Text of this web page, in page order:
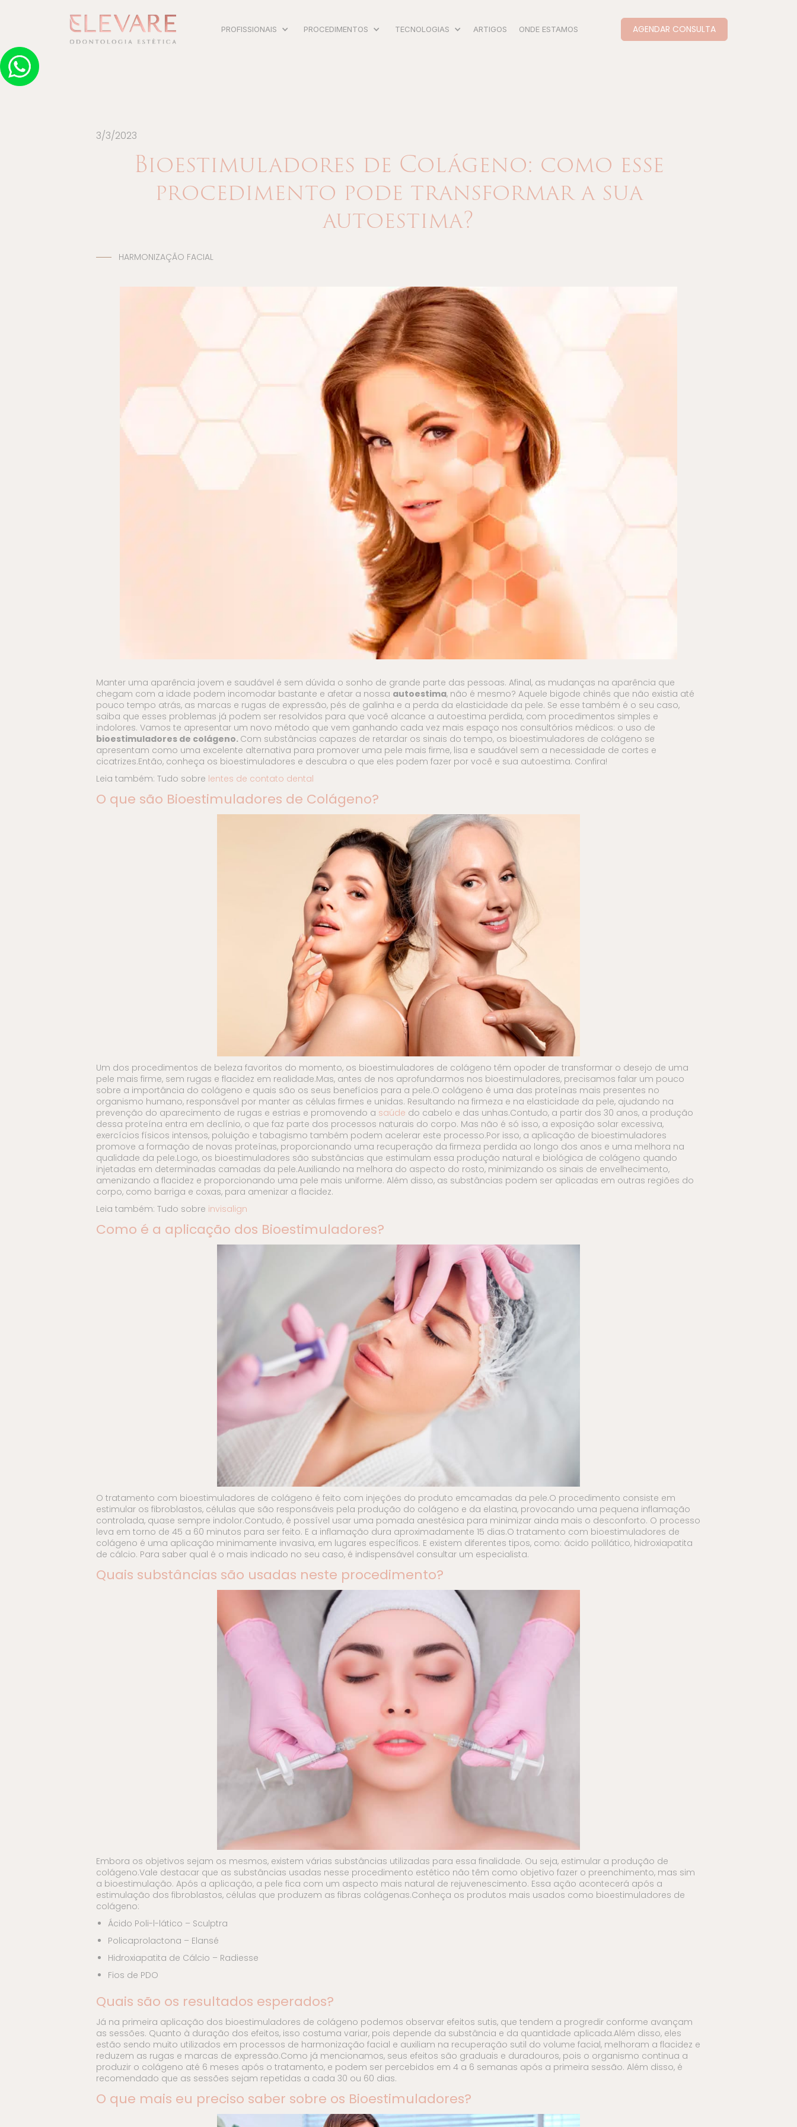
PROFISSIONAIS PROCEDIMENTOS TECNOLOGIAS ARTIGOS ONDE ESTAMOS AGENDAR CONSULTA
3/3/2023
Bioestimuladores de Colágeno: como esse
procedimento pode transformar a sua
autoestima?
HARMONIZAÇÃO FACIAL
Manter uma aparência jovem e saudável é sem dúvida o sonho de grande parte das pessoas. Afinal, as mudanças na aparência que
chegam com a idade podem incomodar bastante e afetar a nossa autoestima, não é mesmo? Aquele bigode chinês que não existia até
pouco tempo atrás, as marcas e rugas de expressão, pés de galinha e a perda da elasticidade da pele. Se esse também é o seu caso,
saiba que esses problemas já podem ser resolvidos para que você alcance a autoestima perdida, com procedimentos simples e
indolores. Vamos te apresentar um novo método que vem ganhando cada vez mais espaço nos consultórios médicos: o uso de
bioestimuladores de colágeno. Com substâncias capazes de retardar os sinais do tempo, os bioestimuladores de colágeno se
apresentam como uma excelente alternativa para promover uma pele mais firme, lisa e saudável sem a necessidade de cortes e
cicatrizes.Então, conheça os bioestimuladores e descubra o que eles podem fazer por você e sua autoestima. Confira!
Leia também: Tudo sobre lentes de contato dental
O que são Bioestimuladores de Colágeno?
Um dos procedimentos de beleza favoritos do momento, os bioestimuladores de colágeno têm opoder de transformar o desejo de uma
pele mais firme, sem rugas e flacidez em realidade.Mas, antes de nos aprofundarmos nos bioestimuladores, precisamos falar um pouco
sobre a importância do colágeno e quais são os seus benefícios para a pele.O colágeno é uma das proteínas mais presentes no
organismo humano, responsável por manter as células firmes e unidas. Resultando na firmeza e na elasticidade da pele, ajudando na
prevenção do aparecimento de rugas e estrias e promovendo a saúde do cabelo e das unhas.Contudo, a partir dos 30 anos, a produção
dessa proteína entra em declínio, o que faz parte dos processos naturais do corpo. Mas não é só isso, a exposição solar excessiva,
exercícios físicos intensos, poluição e tabagismo também podem acelerar este processo.Por isso, a aplicação de bioestimuladores
promove a formação de novas proteínas, proporcionando uma recuperação da firmeza perdida ao longo dos anos e uma melhora na
qualidade da pele.Logo, os bioestimuladores são substâncias que estimulam essa produção natural e biológica de colágeno quando
injetadas em determinadas camadas da pele.Auxiliando na melhora do aspecto do rosto, minimizando os sinais de envelhecimento,
amenizando a flacidez e proporcionando uma pele mais uniforme. Além disso, as substâncias podem ser aplicadas em outras regiões do
corpo, como barriga e coxas, para amenizar a flacidez.
Leia também: Tudo sobre invisalign
Como é a aplicação dos Bioestimuladores?
O tratamento com bioestimuladores de colágeno é feito com injeções do produto emcamadas da pele.O procedimento consiste em
estimular os fibroblastos, células que são responsáveis pela produção do colágeno e da elastina, provocando uma pequena inflamação
controlada, quase sempre indolor.Contudo, é possível usar uma pomada anestésica para minimizar ainda mais o desconforto. O processo
leva em torno de 45 a 60 minutos para ser feito. E a inflamação dura aproximadamente 15 dias.O tratamento com bioestimuladores de
colágeno é uma aplicação minimamente invasiva, em lugares específicos. E existem diferentes tipos, como: ácido polilático, hidroxiapatita
de cálcio. Para saber qual é o mais indicado no seu caso, é indispensável consultar um especialista.
Quais substâncias são usadas neste procedimento?
Embora os objetivos sejam os mesmos, existem várias substâncias utilizadas para essa finalidade. Ou seja, estimular a produção de
colágeno.Vale destacar que as substâncias usadas nesse procedimento estético não têm como objetivo fazer o preenchimento, mas sim
a bioestimulação. Após a aplicação, a pele fica com um aspecto mais natural de rejuvenescimento. Essa ação acontecerá após a
estimulação dos fibroblastos, células que produzem as fibras colágenas.Conheça os produtos mais usados como bioestimuladores de
colágeno:
Ácido Poli-l-lático – Sculptra
Policaprolactona – Elansé
Hidroxiapatita de Cálcio – Radiesse
Fios de PDO
Quais são os resultados esperados?
Já na primeira aplicação dos bioestimuladores de colágeno podemos observar efeitos sutis, que tendem a progredir conforme avançam
as sessões. Quanto à duração dos efeitos, isso costuma variar, pois depende da substância e da quantidade aplicada.Além disso, eles
estão sendo muito utilizados em processos de harmonização facial e auxiliam na recuperação sutil do volume facial, melhoram a flacidez e
reduzem as rugas e marcas de expressão.Como já mencionamos, seus efeitos são graduais e duradouros, pois o organismo continua a
produzir o colágeno até 6 meses após o tratamento, e podem ser percebidos em 4 a 6 semanas após a primeira sessão. Além disso, é
recomendado que as sessões sejam repetidas a cada 30 ou 60 dias.
O que mais eu preciso saber sobre os Bioestimuladores?